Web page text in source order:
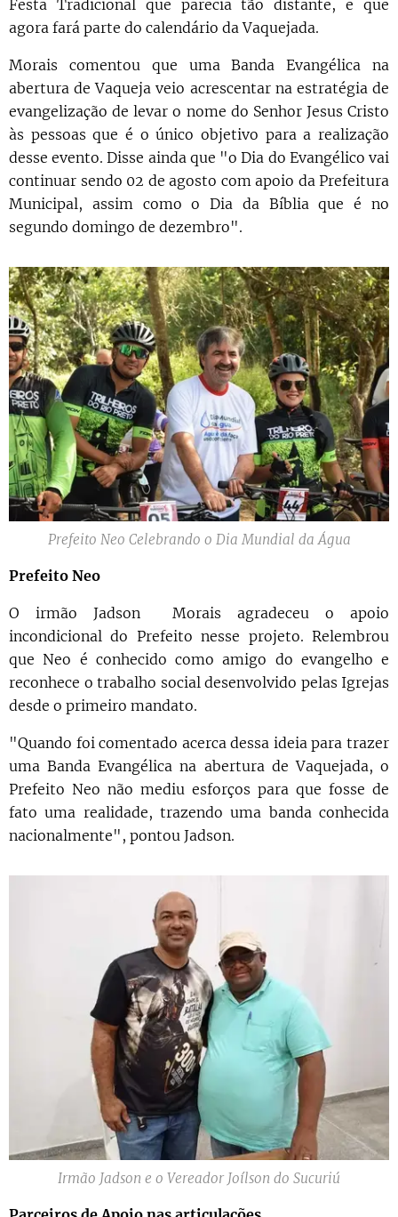
Festa Tradicional que parecia tão distante, e que
agora fará parte do calendário da Vaquejada.
Morais comentou que uma Banda Evangélica na
abertura de Vaqueja veio acrescentar na estratégia de
evangelização de levar o nome do Senhor Jesus Cristo
às pessoas que é o único objetivo para a realização
desse evento. Disse ainda que "o Dia do Evangélico vai
continuar sendo 02 de agosto com apoio da Prefeitura
Municipal, assim como o Dia da Bíblia que é no
segundo domingo de dezembro".
Prefeito Neo Celebrando o Dia Mundial da Água
Prefeito Neo
O irmão Jadson Morais agradeceu o apoio
incondicional do Prefeito nesse projeto. Relembrou
que Neo é conhecido como amigo do evangelho e
reconhece o trabalho social desenvolvido pelas Igrejas
desde o primeiro mandato.
"Quando foi comentado acerca dessa ideia para trazer
uma Banda Evangélica na abertura de Vaquejada, o
Prefeito Neo não mediu esforços para que fosse de
fato uma realidade, trazendo uma banda conhecida
nacionalmente", pontou Jadson.
Irmão Jadson e o Vereador Joílson do Sucuriú